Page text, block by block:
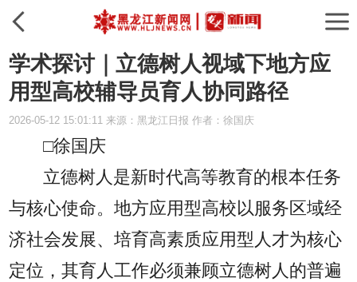
学术探讨｜立德树人视域下地方应
用型高校辅导员育人协同路径
2026-05-12 15:01:11 来源：黑龙江日报 作者：徐国庆
□徐国庆
立德树人是新时代高等教育的根本任务
与核心使命。地方应用型高校以服务区域经
济社会发展、培育高素质应用型人才为核心
定位，其育人工作必须兼顾立德树人的普遍